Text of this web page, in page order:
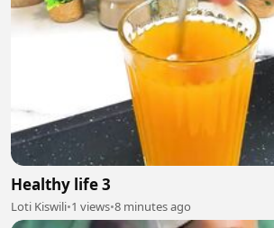
Healthy life 3
Loti Kiswili•1 views•8 minutes ago